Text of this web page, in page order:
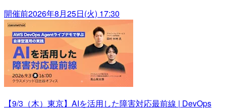
開催前2026年8月25日(火) 17:30
【9/3（木）東京】AIを活用した障害対応最前線 | DevOps